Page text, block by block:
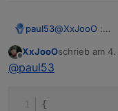
paul53@XxJooO :
Offline
XxJooOschrieb am 4.
zuletzt
@paul53
{